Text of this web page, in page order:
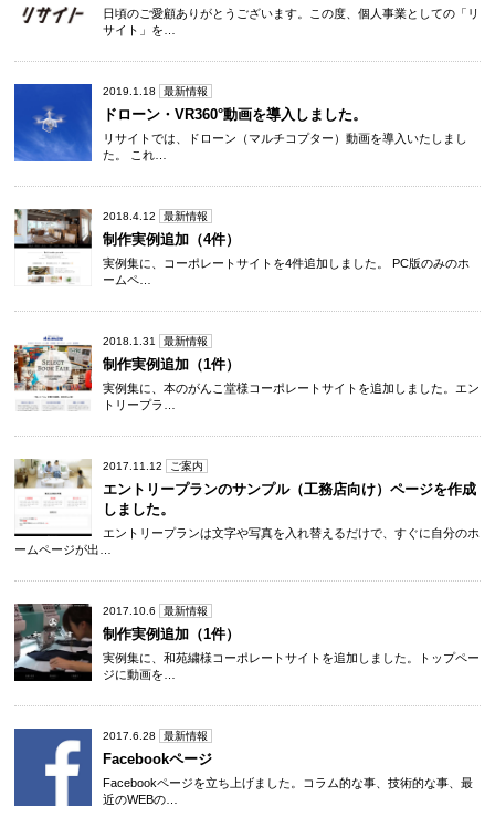
日頃のご愛顧ありがとうございます。この度、個人事業としての「リ
サイト」を…
2019.1.18 最新情報
ドローン・VR360°動画を導入しました。
リサイトでは、ドローン（マルチコプター）動画を導入いたしまし
た。 これ…
2018.4.12 最新情報
制作実例追加（4件）
実例集に、コーポレートサイトを4件追加しました。 PC版のみのホ
ームペ…
2018.1.31 最新情報
制作実例追加（1件）
実例集に、本のがんこ堂様コーポレートサイトを追加しました。エン
トリープラ…
2017.11.12 ご案内
エントリープランのサンプル（工務店向け）ページを作成
しました。
エントリープランは文字や写真を入れ替えるだけで、すぐに自分のホ
ームページが出…
2017.10.6 最新情報
制作実例追加（1件）
実例集に、和苑繍様コーポレートサイトを追加しました。トップペー
ジに動画を…
2017.6.28 最新情報
Facebookページ
Facebookページを立ち上げました。コラム的な事、技術的な事、最
近のWEBの…